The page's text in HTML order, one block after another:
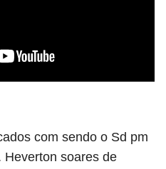
com sendo o Sd pm
Heverton soares de